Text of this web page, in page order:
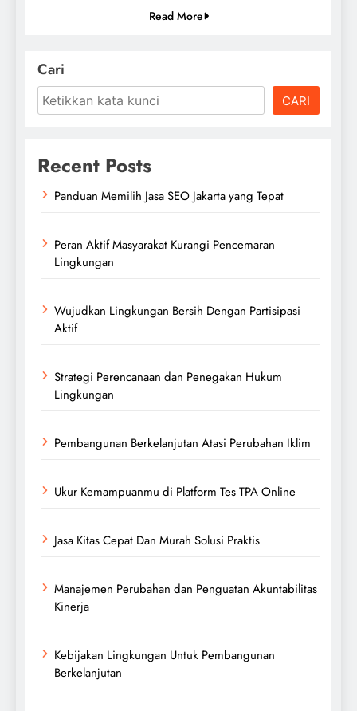
Read More
Cari
CARI
Recent Posts
Panduan Memilih Jasa SEO Jakarta yang Tepat
Peran Aktif Masyarakat Kurangi Pencemaran
Lingkungan
Wujudkan Lingkungan Bersih Dengan Partisipasi
Aktif
Strategi Perencanaan dan Penegakan Hukum
Lingkungan
Pembangunan Berkelanjutan Atasi Perubahan Iklim
Ukur Kemampuanmu di Platform Tes TPA Online
Jasa Kitas Cepat Dan Murah Solusi Praktis
Manajemen Perubahan dan Penguatan Akuntabilitas
Kinerja
Kebijakan Lingkungan Untuk Pembangunan
Berkelanjutan